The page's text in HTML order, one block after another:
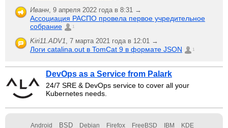
Иванн, 9 апреля 2022 года в 8:31 →
Ассоциация РАСПО провела первое учредительное
собрание
1
Kiri11.ADV1, 7 марта 2021 года в 12:01 →
Логи catalina.out в TomCat 9 в формате JSON 1
DevOps as a Service from Palark
24/7 SRE & DevOps service to cover all your
Kubernetes needs.
Android BSD Debian Firefox FreeBSD IBM KDE